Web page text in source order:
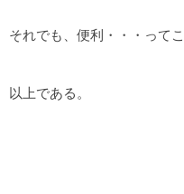
それでも、便利・・・って
以上である。